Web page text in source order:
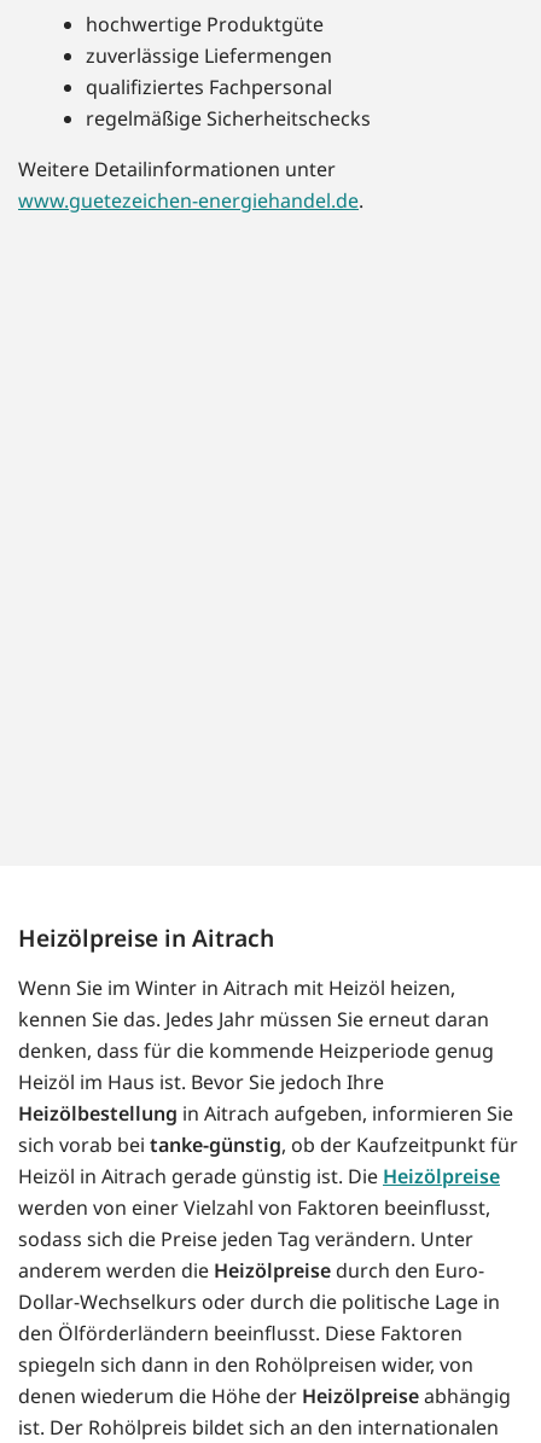
hochwertige Produktgüte
zuverlässige Liefermengen
qualifiziertes Fachpersonal
regelmäßige Sicherheitschecks
Weitere Detailinformationen unter
www.guetezeichen-energiehandel.de.
Heizölpreise in Aitrach
Wenn Sie im Winter in Aitrach mit Heizöl heizen,
kennen Sie das. Jedes Jahr müssen Sie erneut daran
denken, dass für die kommende Heizperiode genug
Heizöl im Haus ist. Bevor Sie jedoch Ihre
Heizölbestellung in Aitrach aufgeben, informieren Sie
sich vorab bei tanke-günstig, ob der Kaufzeitpunkt für
Heizöl in Aitrach gerade günstig ist. Die Heizölpreise
werden von einer Vielzahl von Faktoren beeinflusst,
sodass sich die Preise jeden Tag verändern. Unter
anderem werden die Heizölpreise durch den Euro-
Dollar-Wechselkurs oder durch die politische Lage in
den Ölförderländern beeinflusst. Diese Faktoren
spiegeln sich dann in den Rohölpreisen wider, von
denen wiederum die Höhe der Heizölpreiseabhängig
ist. Der Rohölpreis bildet sich an den internationalen